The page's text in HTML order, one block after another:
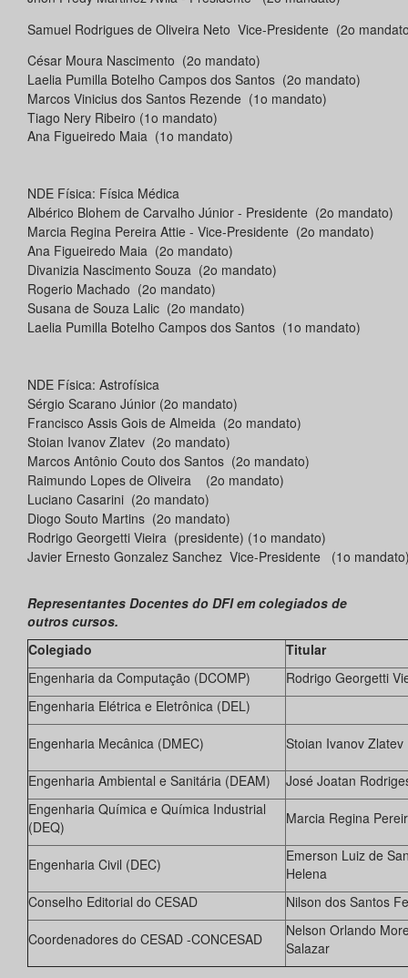
Samuel Rodrigues de Oliveira Neto Vice-Presidente (2o
César Moura Nascimento (2o mandato)
Laelia Pumilla Botelho Campos dos Santos (2o mandato)
Marcos Vinicius dos Santos Rezende (1o mandato)
Tiago Nery Ribeiro (1o mandato)
Ana Figueiredo Maia (1o mandato)
NDE Física: Física Médica
Albérico Blohem de Carvalho Júnior - Presidente (2o mandato)
Marcia Regina Pereira Attie - Vice-Presidente (2o mandato)
Ana Figueiredo Maia (2o mandato)
Divanizia Nascimento Souza (2o mandato)
Rogerio Machado (2o mandato)
Susana de Souza Lalic (2o mandato)
Laelia Pumilla Botelho Campos dos Santos (1o mandato)
NDE Física: Astrofísica
Sérgio Scarano Júnior (2o mandato)
Francisco Assis Gois de Almeida (2o mandato)
Stoian Ivanov Zlatev (2o mandato)
Marcos Antônio Couto dos Santos (2o mandato)
Raimundo Lopes de Oliveira (2o mandato)
Luciano Casarini (2o mandato)
Diogo Souto Martins (2o mandato)
Rodrigo Georgetti Vieira (presidente) (1o mandato)
Javier Ernesto Gonzalez Sanchez Vice-Presidente (1o
Representantes Docentes do DFI em colegiados de
outros cursos.
Colegiado
Titular
Engenharia da Computação (DCOMP)
Rodrigo Georgetti
Engenharia Elétrica e Eletrônica (DEL)
Engenharia Mecânica (DMEC) Stoian Ivanov Zlatev
Engenharia Ambiental e Sanitária (DEAM)
José Joatan
Engenharia Química e Química Industrial
(DEQ)
Marcia Regina
Engenharia Civil (DEC)
Emerson Luiz de
Helena
Conselho Editorial do CESAD
Nilson dos Santos
Coordenadores do CESAD -CONCESAD
Nelson Orlando
Salazar